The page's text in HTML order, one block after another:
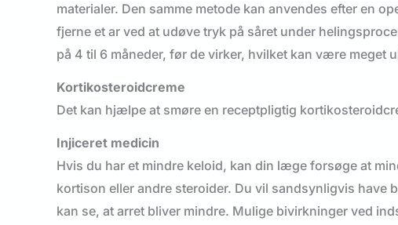
materialer. Den samme metode kan anvendes efter en
fjerne et ar ved at udøve tryk på såret under
på 4 til 6 måneder, før de virker, hvilket kan være meget
Kortikosteroidcreme
Det kan hjælpe at smøre en receptpligtig
Injiceret medicin
Hvis du har et mindre keloid, kan din læge forsøge at
kortison eller andre steroider. Du vil sandsynligvis have
kan se, at arret bliver mindre. Mulige bivirkninger ved